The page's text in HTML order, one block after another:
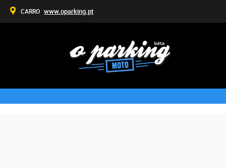
CARRO www.oparking.pt